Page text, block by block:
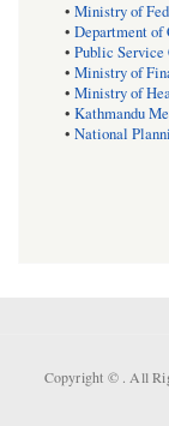
• Ministry of
•
• Public Service
• Ministry of
• Ministry of
• Kathmandu
• National
Copyright © . All